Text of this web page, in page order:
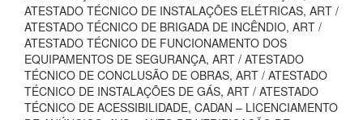
ATESTADO TÉCNICO DE INSTALAÇÕES ELÉTRICAS, ART /
ATESTADO TÉCNICO DE BRIGADA DE INCÊNDIO, ART /
ATESTADO TÉCNICO DE FUNCIONAMENTO DOS
EQUIPAMENTOS DE SEGURANÇA, ART / ATESTADO
TÉCNICO DE CONCLUSÃO DE OBRAS, ART / ATESTADO
TÉCNICO DE INSTALAÇÕES DE GÁS, ART / ATESTADO
TÉCNICO DE ACESSIBILIDADE, CADAN – LICENCIAMENTO